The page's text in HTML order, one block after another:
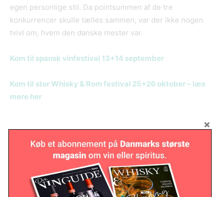
egen personlige stil. Da pointsummen af de tre
konkurrencer skulle tælles sammen, var der ikke nogen
tvivl om, hvem den danske mester var.
Kom til spansk vinfestival 13+14 september
Kom til stor Whisky & Rom festival 25+26 oktober – læs
mere her
RELATED ARTICLES